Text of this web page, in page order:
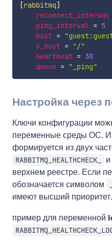
[rabbitmq]
reconnect_interval
ping_interval = 5
host =
v_host = "/"
heartbeat = 30
queue = "_ping"
Настройка через
Ключи конфигурации
переменные среды ОС.
формируется из двух
RABBITMQ_HEALTHCHECK_
верхнем реестре. Если
обозначается символом
имеют высший приоритет.
пример для переменной